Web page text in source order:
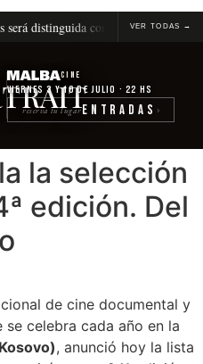
con la Carroza de Oro en la
VER TODAS →
Cine
Viernes 3 y 10 de julio · 22 hs
reserva tu lugarEntradas ›
la selección
edición. Del
de cine documental y
se celebra cada año en la
, anunció hoy la lista